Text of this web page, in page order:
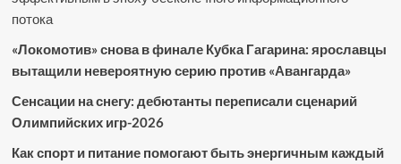
потока
«Локомотив» снова в финале Кубка Гагарина: ярославцы
вытащили невероятную серию против «Авангарда»
Сенсации на снегу: дебютанты переписали сценарий
Олимпийских игр-2026
Как спорт и питание помогают быть энергичным каждый